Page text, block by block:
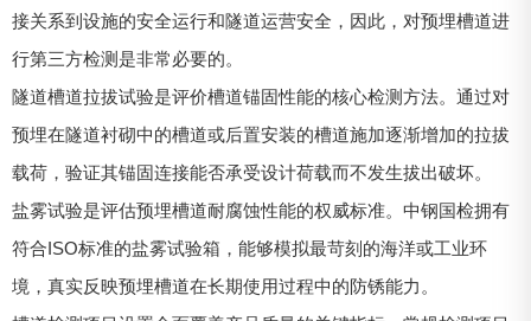
接关系到设施的安全运行和隧道运营安全，因此，对预埋槽道进
行第三方检测是非常必要的。
隧道槽道拉拔试验是评价槽道锚固性能的核心检测方法。通过对
预埋在隧道衬砌中的槽道或后置安装的槽道施加逐渐增加的拉拔
载荷，验证其锚固连接能否承受设计荷载而不发生拔出破坏。
盐雾试验是评估预埋槽道耐腐蚀性能的权威标准。中钢国检拥有
符合ISO标准的盐雾试验箱，能够模拟最苛刻的海洋或工业环
境，真实反映预埋槽道在长期使用过程中的防锈能力。